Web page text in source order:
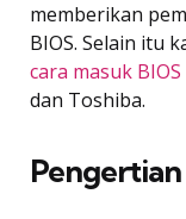
memberikan
BIOS. Selain itu
cara masuk BIOS
dan Toshiba.
Pengertian